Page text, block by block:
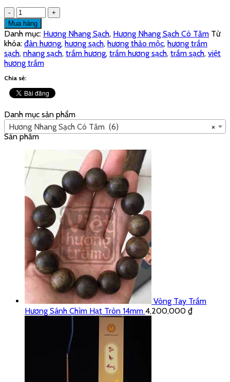
Số
lượng
Mua hàng
Danh mục: Hương Nhang Sạch, Hương Nhang Sạch Có Tăm Từ
khóa: đàn hương, hương sạch, hương thảo mộc, hương trầm
sạch, nhang sạch, trầm hương, trầm hương sạch, trầm sạch, việt
hương trầm
Chia sẻ:
Danh mục sản phẩm
×
Hương Nhang Sạch Có Tăm (6)
Sản phẩm
Vòng Tay Trầm
Hương Sánh Chìm Hạt Tròn 14mm 4,200,000 ₫